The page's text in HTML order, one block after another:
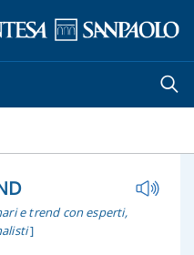
e trend con esperti,
]